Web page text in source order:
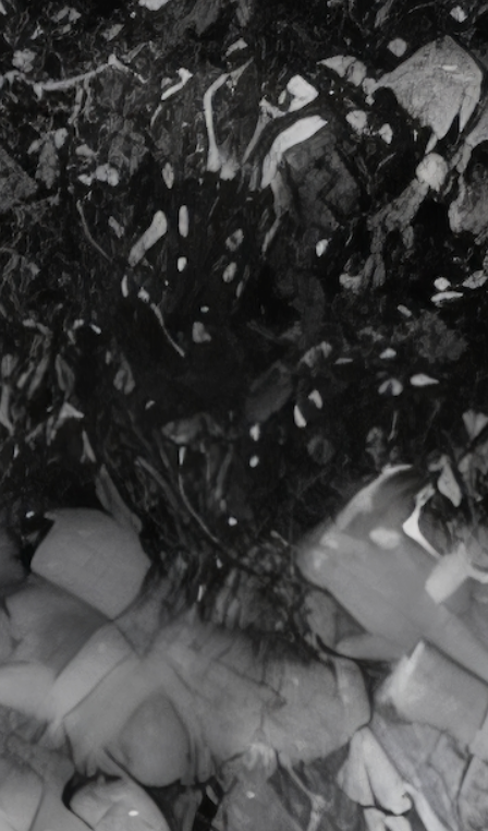
Terms of use
Privacy policy
Management company
Contact